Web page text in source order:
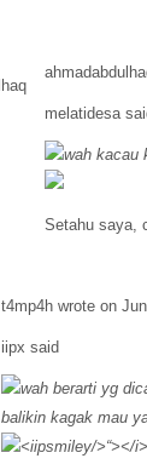
melatidesa
wah kacau
Setahu saya,
t4mp4h wrote on
iipx said
wah berarti yg
balikin kagak mau